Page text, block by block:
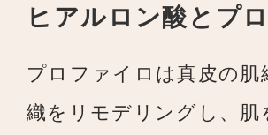
ヒアルロン酸とプ
プロファイロは真皮の
織をリモデリングし、